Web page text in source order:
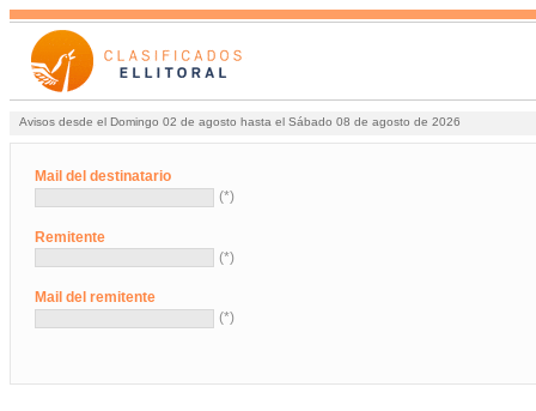
Avisos desde el Domingo 02 de agosto hasta el Sábado 08 de agosto de 2026
Mail del destinatario
(*)
Remitente
(*)
Mail del remitente
(*)